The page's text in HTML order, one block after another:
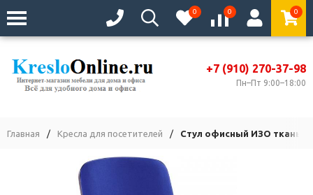
0 0 0
+7 (910) 270-37-98
Пн–Пт 9:00–18:00
Главная / Кресла для посетителей / Стул офисный ИЗО ткань